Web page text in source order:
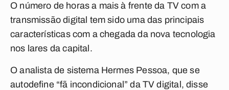
O número de horas a mais à frente da TV com a
transmissão digital tem sido uma das principais
características com a chegada da nova tecnologia
nos lares da capital.
O analista de sistema Hermes Pessoa, que se
autodefine “fã incondicional” da TV digital, disse